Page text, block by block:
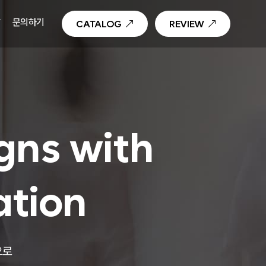
문의하기 CATALOG REVIEW
with